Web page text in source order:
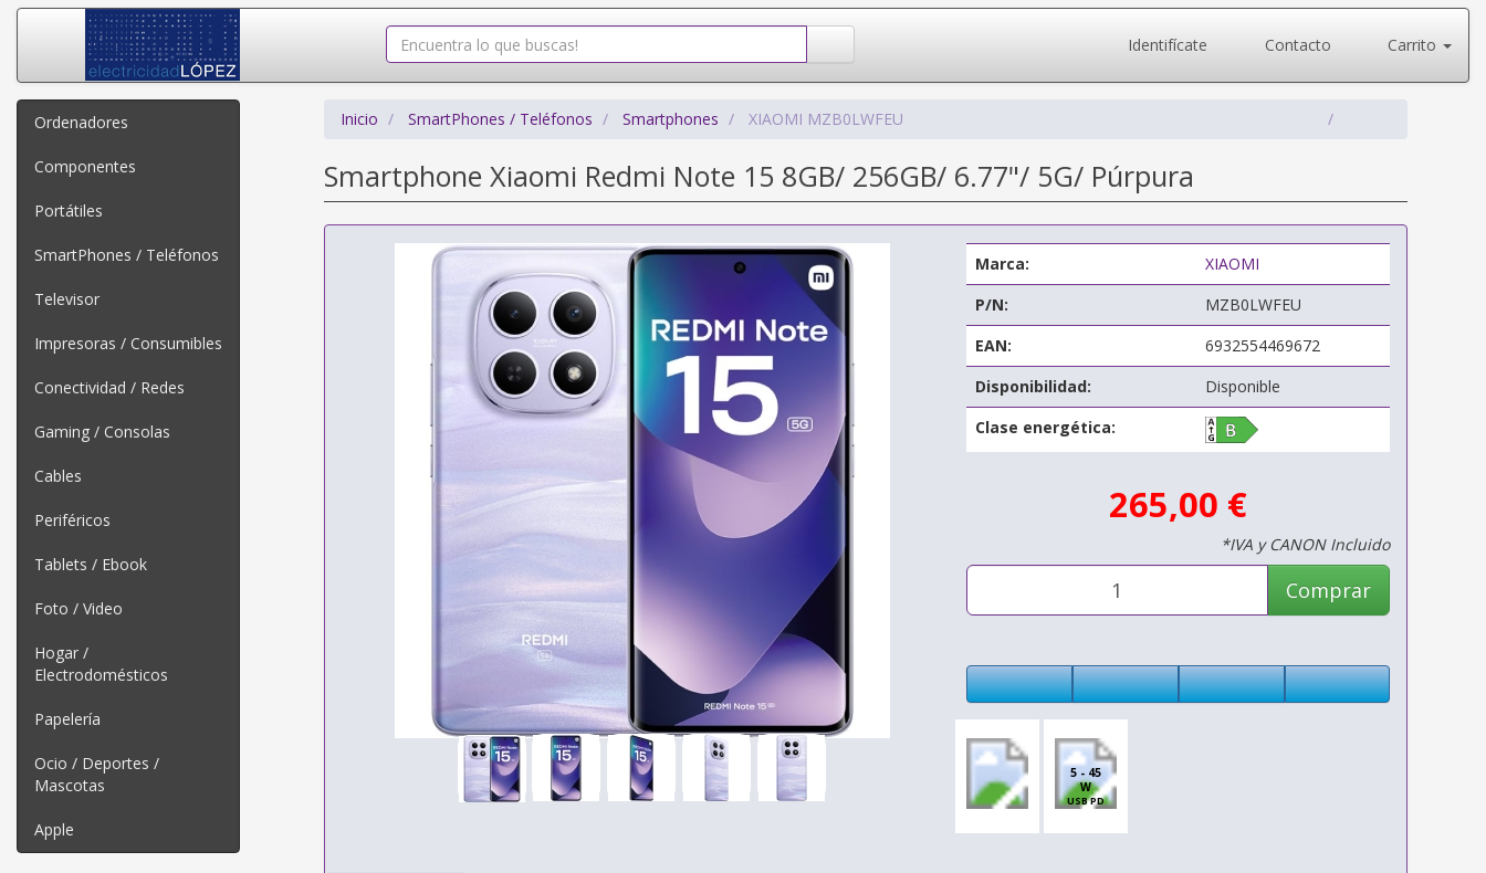
Identifícate Contacto Carrito
Ordenadores
Componentes
Portátiles
SmartPhones / Teléfonos
Televisor
Impresoras / Consumibles
Conectividad / Redes
Gaming / Consolas
Cables
Periféricos
Tablets / Ebook
Foto / Video
Hogar /
Electrodomésticos
Papelería
Ocio / Deportes /
Mascotas
Apple
Inicio SmartPhones / Teléfonos Smartphones XIAOMI MZB0LWFEU
Smartphone Xiaomi Redmi Note 15 8GB/ 256GB/ 6.77"/ 5G/ Púrpura
Marca:
XIAOMI
P/N:
MZB0LWFEU
EAN:
6932554469672
Disponibilidad:
Disponible
Clase energética:
265,00 €
*IVA y CANON Incluido
Comprar
5 - 45
W
USB PD